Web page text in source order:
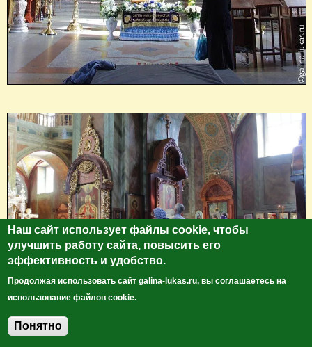
Росписи Рождественского собора в серо-коричневых
Наш сайт использует файлы cookie, чтобы
улучшить работу сайта, повысить его
эффективность и удобство.
Продолжая использовать сайт galina-lukas.ru, вы соглашаетесь на
использование файлов cookie.
Понятно